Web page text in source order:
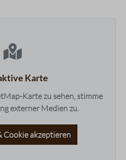
Karte
Karte zu sehen, stimme
externer Medien zu.
Cookie akzeptieren